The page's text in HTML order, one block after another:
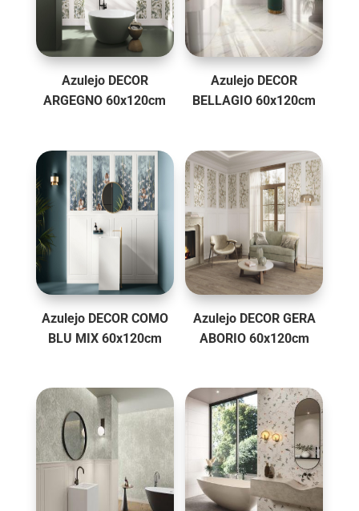
Azulejo DECOR
ARGEGNO 60x120cm
Azulejo DECOR
BELLAGIO 60x120cm
Azulejo DECOR COMO
BLU MIX 60x120cm
Azulejo DECOR GERA
ABORIO 60x120cm